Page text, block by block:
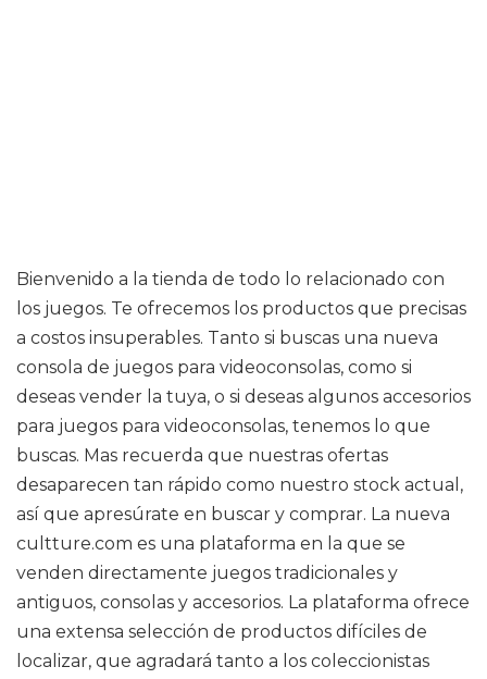
Bienvenido a la tienda de todo lo relacionado con
los juegos. Te ofrecemos los productos que precisas
a costos insuperables. Tanto si buscas una nueva
consola de juegos para videoconsolas, como si
deseas vender la tuya, o si deseas algunos accesorios
para juegos para videoconsolas, tenemos lo que
buscas. Mas recuerda que nuestras ofertas
desaparecen tan rápido como nuestro stock actual,
así que apresúrate en buscar y comprar. La nueva
cultture.com es una plataforma en la que se
venden directamente juegos tradicionales y
antiguos, consolas y accesorios. La plataforma ofrece
una extensa selección de productos difíciles de
localizar, que agradará tanto a los coleccionistas